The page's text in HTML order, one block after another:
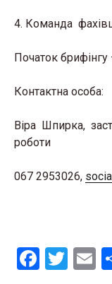
4. Команда
Початок брифінгу
Контактна особа:
Віра Шпирка,
роботи
067 2953026,
F
T
E